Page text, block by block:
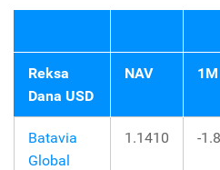
Reksa
Dana USD
NAV 1M
Batavia
Global
1.1410 -